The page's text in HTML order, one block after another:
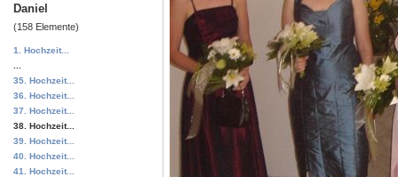
Daniel
(158 Elemente)
1. Hochzeit...
35. Hochzeit...
36. Hochzeit...
37. Hochzeit...
38. Hochzeit...
39. Hochzeit...
40. Hochzeit...
41. Hochzeit...